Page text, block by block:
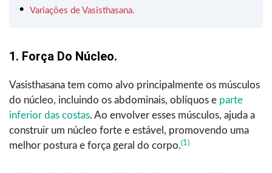
Variações de Vasisthasana.
1. Força Do Núcleo.
Vasisthasana tem como alvo principalmente os músculos
do núcleo, incluindo os abdominais, oblíquos e parte
inferior das costas. Ao envolver esses músculos, ajuda a
construir um núcleo forte e estável, promovendo uma
melhor postura e força geral do corpo.(1)